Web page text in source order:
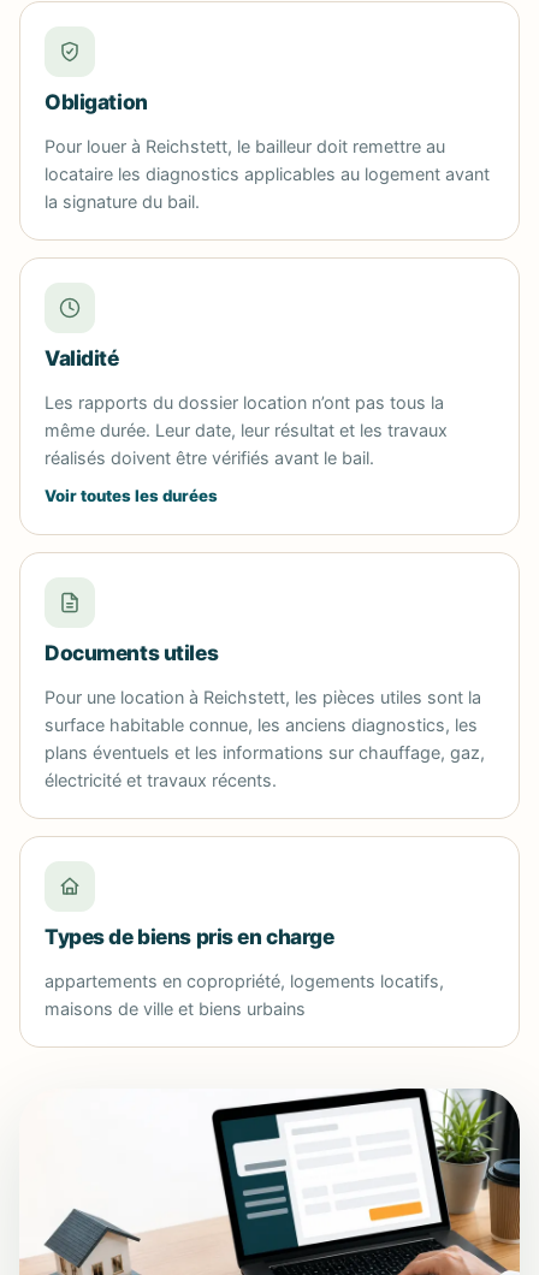
Obligation
Pour louer à Reichstett, le bailleur doit remettre au
locataire les diagnostics applicables au logement avant
la signature du bail.
Validité
Les rapports du dossier location n’ont pas tous la
même durée. Leur date, leur résultat et les travaux
réalisés doivent être vérifiés avant le bail.
Voir toutes les durées
Documents utiles
Pour une location à Reichstett, les pièces utiles sont la
surface habitable connue, les anciens diagnostics, les
plans éventuels et les informations sur chauffage, gaz,
électricité et travaux récents.
Types de biens pris en charge
appartements en copropriété, logements locatifs,
maisons de ville et biens urbains